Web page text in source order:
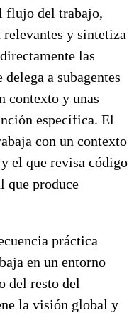
flujo del trabajo,
y sintetiza
las
a subagentes
contexto y unas
específica. El
con un contexto
el que revisa código
que produce
práctica
en un entorno
del resto del
la visión global y